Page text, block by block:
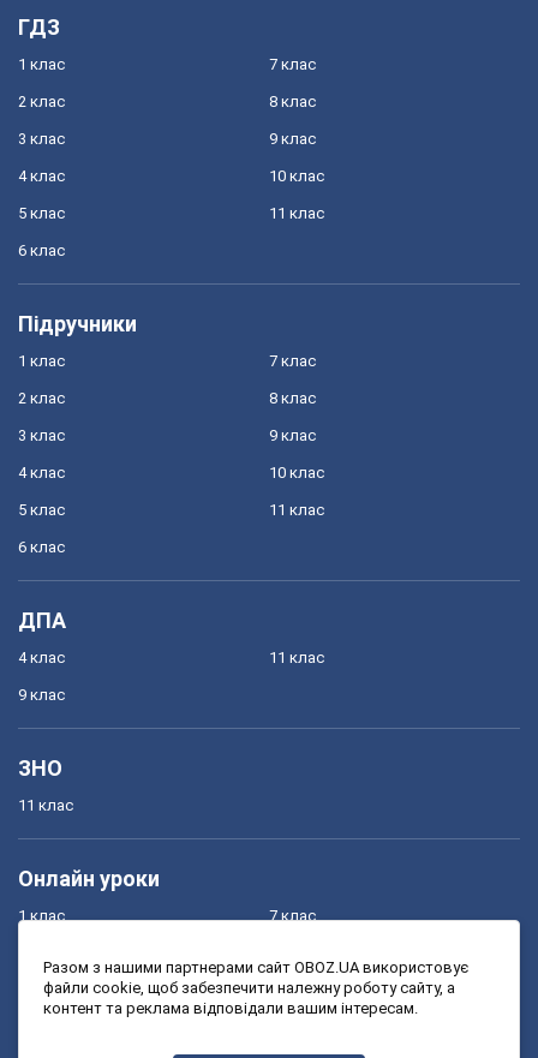
ГДЗ
1 клас
2 клас
3 клас
4 клас
5 клас
6 клас
7 клас
8 клас
9 клас
10 клас
11 клас
Підручники
1 клас
2 клас
3 клас
4 клас
5 клас
6 клас
7 клас
8 клас
9 клас
10 клас
11 клас
ДПА
4 клас
9 клас
11 клас
ЗНО
11 клас
Онлайн уроки
1 клас
3 клас
7 клас
9 клас
Разом з нашими партнерами сайт OBOZ.UA використовує
файли cookie, щоб забезпечити належну роботу сайту, а
контент та реклама відповідали вашим інтересам.